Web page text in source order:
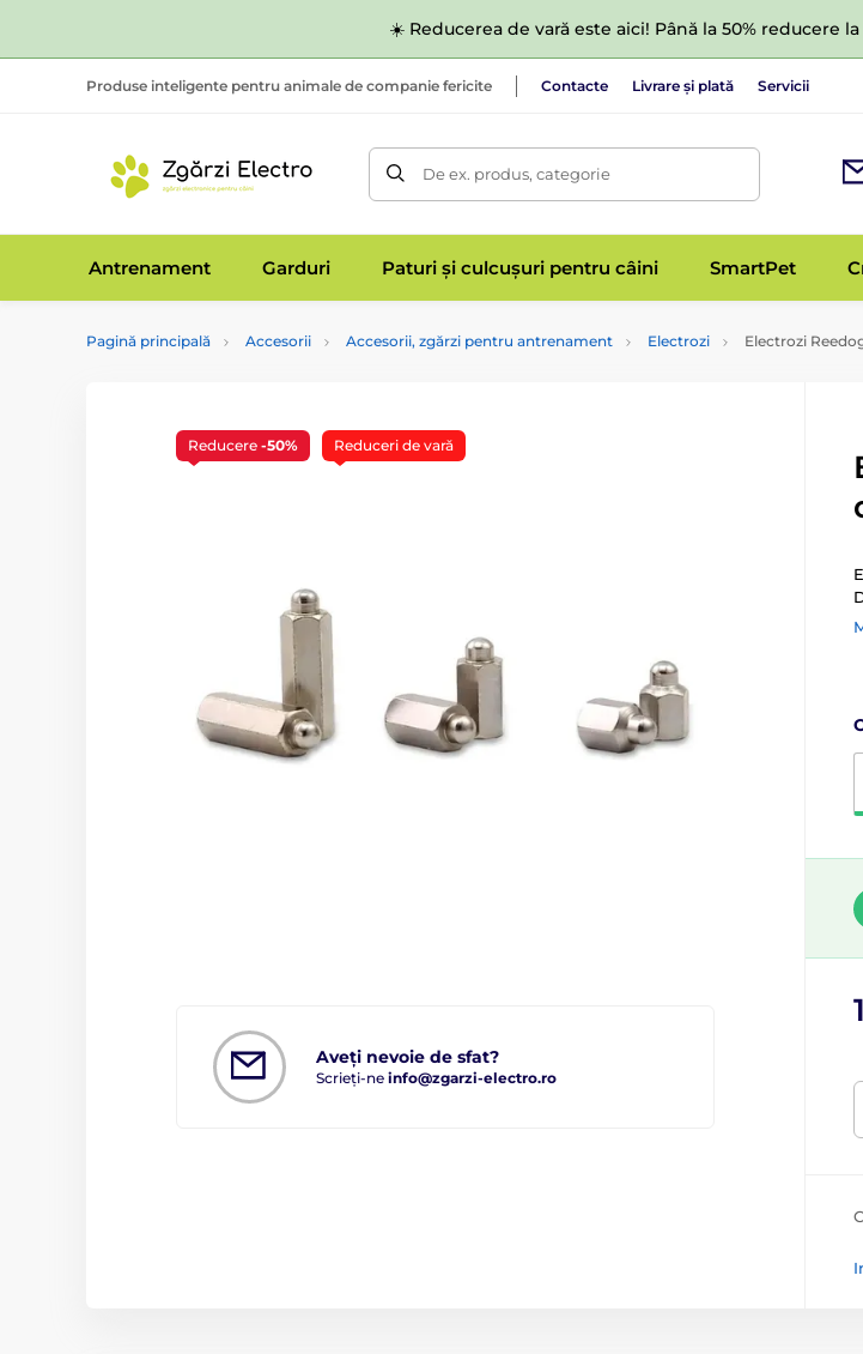
☀️ Reducerea de vară este aici! Până la 50% reducere
Produse inteligente pentru animale de companie fericite Contacte Livrare și plată Servicii
De ex. produs, categorie
Antrenament Garduri Paturi și culcușuri pentru câini SmartPet
Pagină principală Accesorii Accesorii, zgărzi pentru antrenament Electrozi Electrozi
Aveți nevoie de sfat?
Scrieți-ne info@zgarzi-electro.ro
Reducere -50% Reduceri de vară